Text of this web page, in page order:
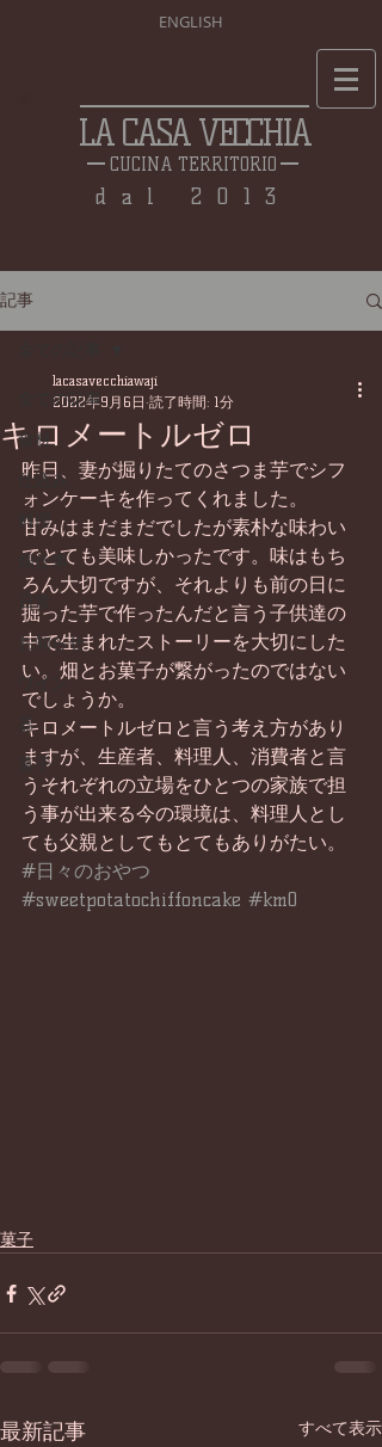
ENGLISH
LA CASA VECCHIA
CUCINA TERRITORIO
dal 2013
記事
全ての記事
食材
仕込み
料理
畑仕事
日常
お知らせ
ワイン
器
菓子
キロメートルゼロ
lacasavecchiawaji
2022年9月6日 読了時間: 1分
昨日、妻が掘りたてのさつま芋でシフ
ォンケーキを作ってくれました。
甘みはまだまだでしたが素朴な味わい
でとても美味しかったです。味はもち
ろん大切ですが、それよりも前の日に
掘った芋で作ったんだと言う子供達の
中で生まれたストーリーを大切にした
い。畑とお菓子が繋がったのではない
でしょうか。
キロメートルゼロと言う考え方があり
ますが、生産者、料理人、消費者と言
うそれぞれの立場をひとつの家族で担
う事が出来る今の環境は、料理人とし
ても父親としてもとてもありがたい。
#日々のおやつ
#sweetpotatochiffoncake #km0
菓子
最新記事 すべて表示